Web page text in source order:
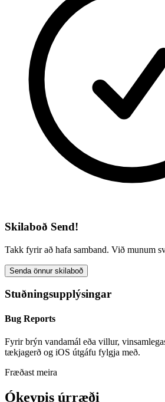
Skilaboð Send!
Takk fyrir að hafa samband. Við munum
Senda önnur skilaboð
Stuðningsupplýsingar
Bug Reports
Fyrir brýn vandamál eða villur,
tækjagerð og iOS útgáfu fylgja með.
Fræðast meira
Ókeypis úrræði